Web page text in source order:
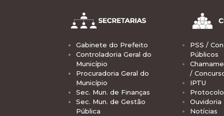
Gabinete do Prefeito
Controladoria Geral do
Município
Procuradoria Geral do
Município
Sec. Mun. de Finanças
Sec. Mun. de Gestão
Pública
PSS /
Públicos
/
IPTU
Ouvidoria
Notícias